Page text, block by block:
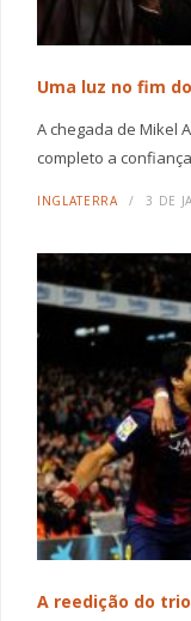
Uma luz no fim
A chegada de Mikel
completo a
INGLATERRA 3 DE
A reedição do